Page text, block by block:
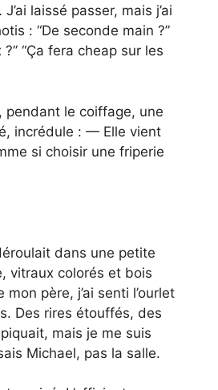
laissé passer, mais j’ai
: “De seconde main ?”
?” “Ça fera cheap sur les
pendant le coiffage, une
incrédule : — Elle vient
si choisir une friperie
dans une petite
vitraux colorés et bois
père, j’ai senti l’ourlet
Des rires étouffés, des
mais je me suis
Michael, pas la salle.